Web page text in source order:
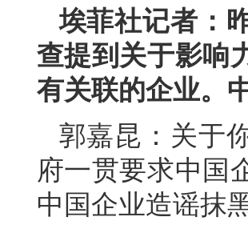
埃菲社记者：
查提到关于影响
有关联的企业。
郭嘉昆：关于
府一贯要求中国
中国企业造谣抹黑